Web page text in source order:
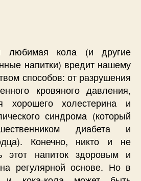
любимая кола (и другие
напитки) вредит нашему
способов: от разрушения
кровяного давления,
хорошего холестерина и
синдрома (который
диабета и
Конечно, никто и не
этот напиток здоровым и
регулярной основе. Но в